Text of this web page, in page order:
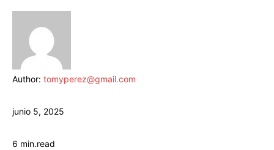
Author: tomyperez@gmail.com
junio 5, 2025
6 min.read